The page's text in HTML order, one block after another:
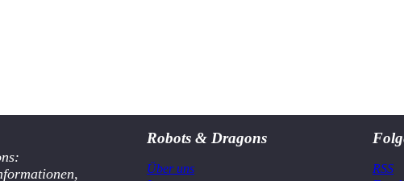
Robots & Dragons
Über uns
RSS